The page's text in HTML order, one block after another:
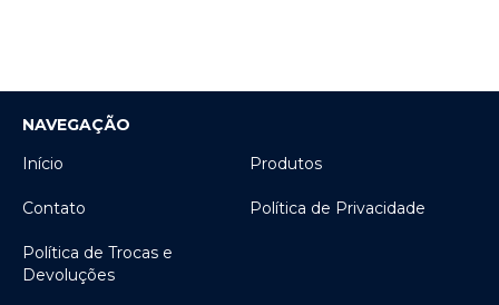
NAVEGAÇÃO
Início
Produtos
Contato Política de Privacidade
Política de Trocas e
Devoluções